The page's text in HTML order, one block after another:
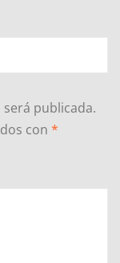
publicada.
con *